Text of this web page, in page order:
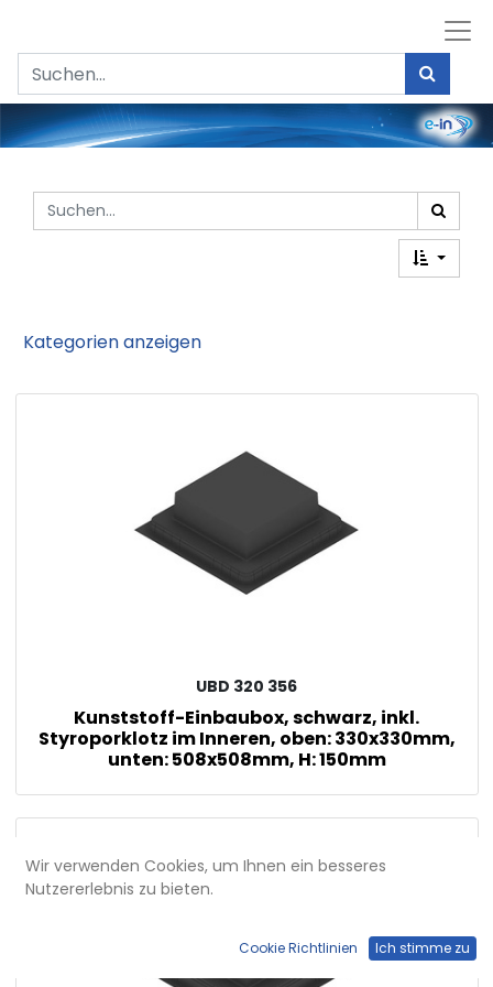
Kategorien anzeigen
UBD 320 356
Kunststoff-Einbaubox, schwarz, inkl.
Styroporklotz im Inneren, oben: 330x330mm,
unten: 508x508mm, H: 150mm
Wir verwenden Cookies, um Ihnen ein besseres
Nutzererlebnis zu bieten.
Cookie Richtlinien Ich stimme zu